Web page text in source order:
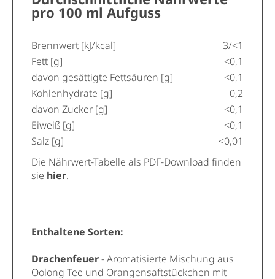
pro 100 ml Aufguss
Brennwert [kJ/kcal]
3/<1
Fett [g]
<0,1
davon gesättigte Fettsäuren [g]
<0,1
Kohlenhydrate [g]
0,2
davon Zucker [g]
<0,1
Eiweiß [g]
<0,1
Salz [g]
<0,01
Die Nährwert-Tabelle als PDF-Download finden
sie hier.
Enthaltene Sorten:
Drachenfeuer- Aromatisierte Mischung aus
Oolong Tee und Orangensaftstückchen mit